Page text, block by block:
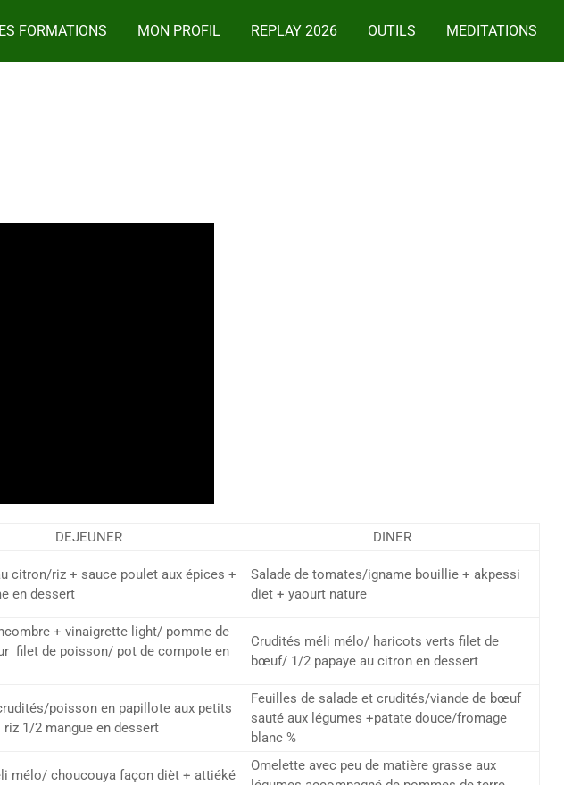
FORMATIONS MON PROFIL REPLAY 2026 OUTILS MEDITATIONS
DEJEUNER DINER
citron/riz + sauce poulet aux épices +
en dessert
Salade de tomates/igname bouillie + akpessi
diet + yaourt nature
+ vinaigrette light/ pomme de
filet de poisson/ pot de compote en
Crudités méli mélo/ haricots verts filet de
bœuf/ 1/2 papaye au citron en dessert
poisson en papillote aux petits
riz 1/2 mangue en dessert
Feuilles de salade et crudités/viande de bœuf
sauté aux légumes +patate douce/fromage
blanc %
mélo/ choucouya façon dièt + attiéké
Omelette avec peu de matière grasse aux